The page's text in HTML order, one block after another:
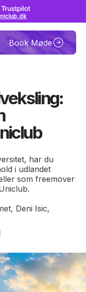
Book Møde
har du
i udlandet
som freemover
Deni Isic,